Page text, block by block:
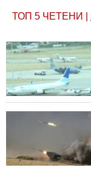
ТОП 5 ЧЕТЕНИ